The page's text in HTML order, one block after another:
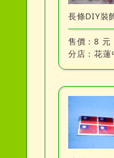
售價：8 元
分店：花蓮